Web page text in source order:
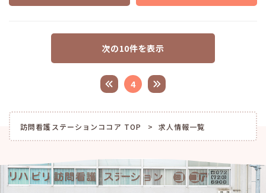
次の10件を表示
4
訪問看護ステーションココア TOP 求人情報一覧